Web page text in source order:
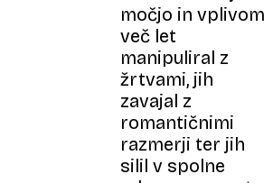
močjo in vplivom
več let
manipuliral z
žrtvami, jih
zavajal z
romantičnimi
razmerji ter jih
silil v spolne